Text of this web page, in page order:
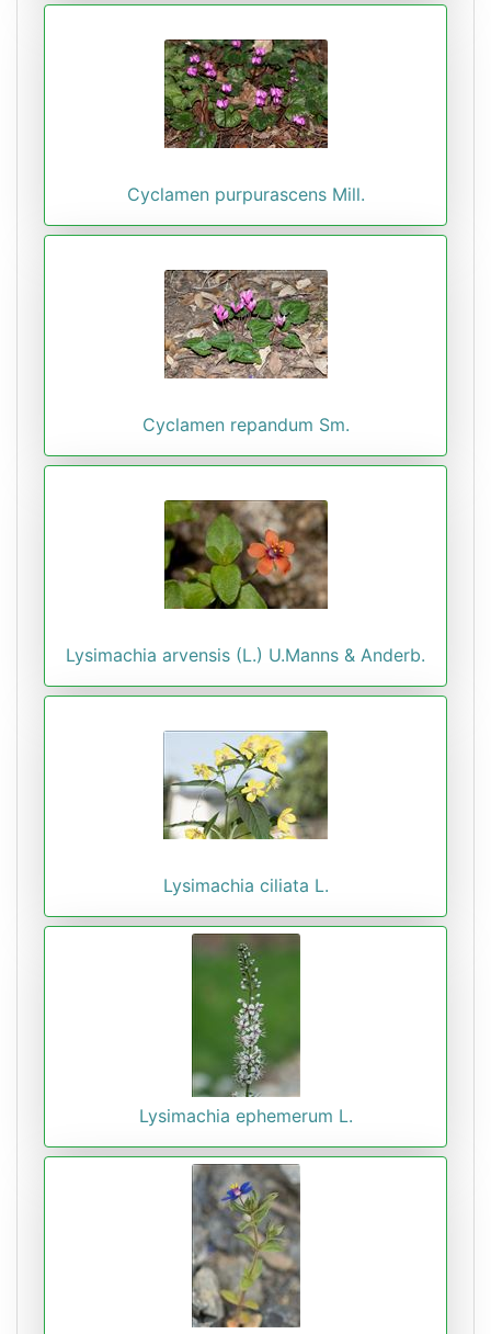
Cyclamen purpurascens Mill.
Cyclamen repandum Sm.
Lysimachia arvensis (L.) U.Manns & Anderb.
Lysimachia ciliata L.
Lysimachia ephemerum L.